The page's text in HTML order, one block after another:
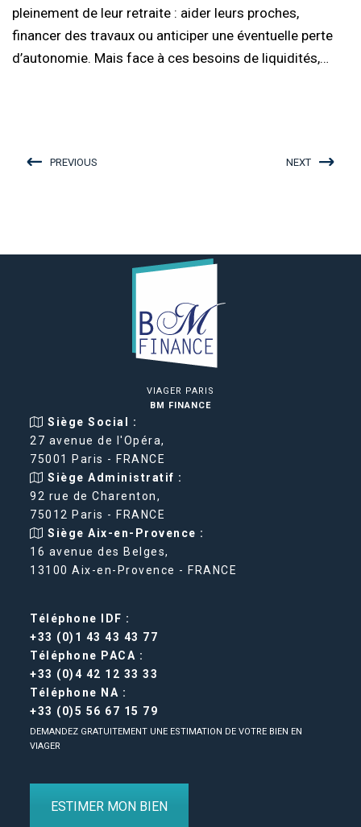
pleinement de leur retraite : aider leurs proches,
financer des travaux ou anticiper une éventuelle perte
d’autonomie. Mais face à ces besoins de liquidités,…
PREVIOUS NEXT
VIAGER PARIS
BM FINANCE
Siège Social :
27 avenue de l'Opéra,
75001 Paris - FRANCE
Siège Administratif :
92 rue de Charenton,
75012 Paris - FRANCE
Siège Aix-en-Provence :
16 avenue des Belges,
13100 Aix-en-Provence - FRANCE
Téléphone IDF :
+33 (0)1 43 43 43 77
Téléphone PACA :
+33 (0)4 42 12 33 33
Téléphone NA :
+33 (0)5 56 67 15 79
DEMANDEZ GRATUITEMENT UNE ESTIMATION DE VOTRE BIEN EN
VIAGER
ESTIMER MON BIEN